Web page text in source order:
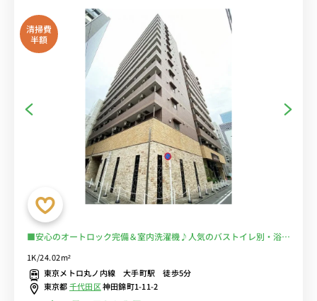
清掃費
半額
■安心のオートロック完備＆室内洗濯機♪人気のバストイレ別・浴室
めのデスク＆チェア付き♪■東京メトロ「大手町駅」徒歩5分/東京・
日本橋まで乗換なしでアクセス可能丸ノ内線■選べるWi-Fi格安レン
タル中！
1K/24.02m²
東京メトロ丸ノ内線 大手町駅 徒歩5分
東京都千代田区神田錦町1-11-2